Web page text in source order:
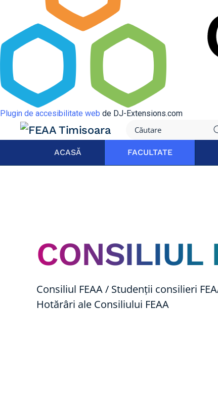
Plugin de accesibilitate web de DJ-Extensions.com
ACASĂ FACULTATE
CONSILIUL
Consiliul FEAA / Studenții consilieri
Hotărâri ale Consiliului FEAA